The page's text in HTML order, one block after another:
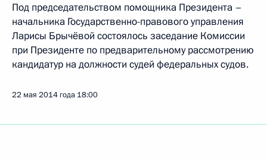
Под председательством помощника Президента –
начальника Государственно-правового управления
Ларисы Брычёвой состоялось заседание Комиссии
при Президенте по предварительному рассмотрению
кандидатур на должности судей федеральных судов.
22 мая 2014 года 18:00